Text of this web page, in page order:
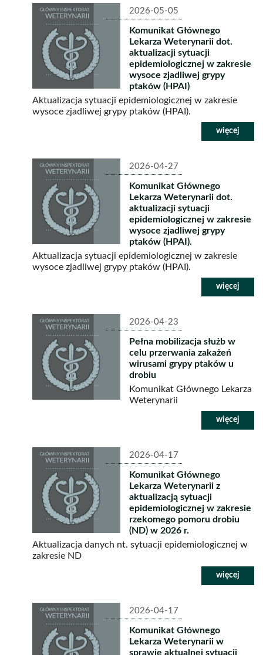
2026-05-05
Komunikat Głównego
Lekarza Weterynarii dot.
aktualizacji sytuacji
epidemiologicznej w zakresie
wysoce zjadliwej grypy
ptaków (HPAI)
Aktualizacja sytuacji epidemiologicznej w zakresie
wysoce zjadliwej grypy ptaków (HPAI).
2026-04-27
Komunikat Głównego
Lekarza Weterynarii dot.
aktualizacji sytuacji
epidemiologicznej w zakresie
wysoce zjadliwej grypy
ptaków (HPAI).
Aktualizacja sytuacji epidemiologicznej w zakresie
wysoce zjadliwej grypy ptaków (HPAI).
2026-04-23
Pełna mobilizacja służb w
celu przerwania zakażeń
wirusami grypy ptaków u
drobiu
Komunikat Głównego Lekarza
Weterynarii
2026-04-17
Komunikat Głównego
Lekarza Weterynarii z
aktualizacją sytuacji
epidemiologicznej w zakresie
rzekomego pomoru drobiu
(ND) w 2026 r.
Aktualizacja danych nt. sytuacji epidemiologicznej w
zakresie ND
2026-04-17
Komunikat Głównego
Lekarza Weterynarii w
sprawie aktualnej sytuacji